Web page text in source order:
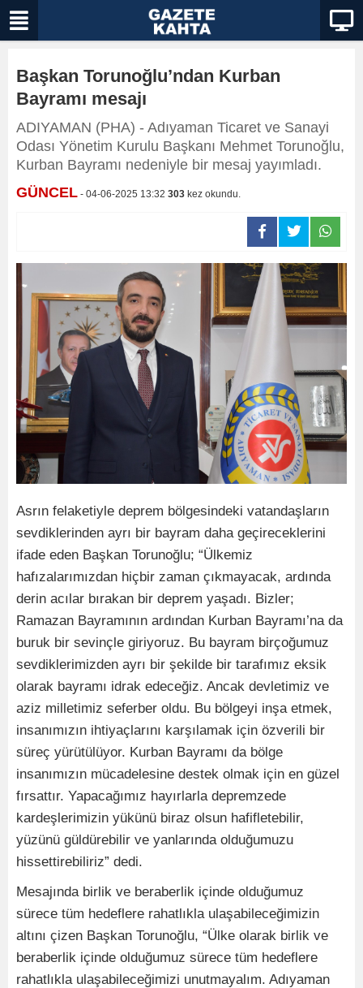
Başkan Torunoğlu’ndan Kurban
Bayramı mesajı
ADIYAMAN (PHA) - Adıyaman Ticaret ve Sanayi
Odası Yönetim Kurulu Başkanı Mehmet Torunoğlu,
Kurban Bayramı nedeniyle bir mesaj yayımladı.
GÜNCEL - 04-06-2025 13:32 303 kez okundu.
Asrın felaketiyle deprem bölgesindeki vatandaşların
sevdiklerinden ayrı bir bayram daha geçireceklerini
ifade eden Başkan Torunoğlu; “Ülkemiz
hafızalarımızdan hiçbir zaman çıkmayacak, ardında
derin acılar bırakan bir deprem yaşadı. Bizler;
Ramazan Bayramının ardından Kurban Bayramı’na da
buruk bir sevinçle giriyoruz. Bu bayram birçoğumuz
sevdiklerimizden ayrı bir şekilde bir tarafımız eksik
olarak bayramı idrak edeceğiz. Ancak devletimiz ve
aziz milletimiz seferber oldu. Bu bölgeyi inşa etmek,
insanımızın ihtiyaçlarını karşılamak için özverili bir
süreç yürütülüyor. Kurban Bayramı da bölge
insanımızın mücadelesine destek olmak için en güzel
fırsattır. Yapacağımız hayırlarla depremzede
kardeşlerimizin yükünü biraz olsun hafifletebilir,
yüzünü güldürebilir ve yanlarında olduğumuzu
hissettirebiliriz” dedi.
Mesajında birlik ve beraberlik içinde olduğumuz
sürece tüm hedeflere rahatlıkla ulaşabileceğimizin
altını çizen Başkan Torunoğlu, “Ülke olarak birlik ve
beraberlik içinde olduğumuz sürece tüm hedeflere
rahatlıkla ulaşabileceğimizi unutmayalım. Adıyaman